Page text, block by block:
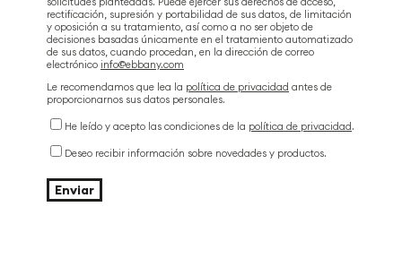
rectificación, supresión y portabilidad de sus datos, de limitación
y oposición a su tratamiento, así como a no ser objeto de
decisiones basadas únicamente en el tratamiento automatizado
de sus datos, cuando procedan, en la dirección de correo
electrónico info@ebbany.com
Le recomendamos que lea la política de privacidad antes de
proporcionarnos sus datos personales.
He leído y acepto las condiciones de la política de privacidad.
Deseo recibir información sobre novedades y productos.